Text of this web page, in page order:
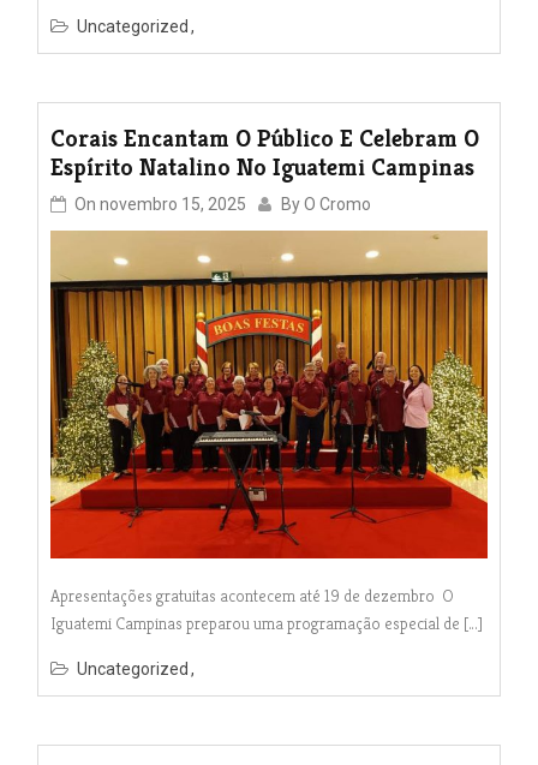
Uncategorized
Corais Encantam O Público E Celebram O
Espírito Natalino No Iguatemi Campinas
On novembro 15, 2025 ByO Cromo
Apresentações gratuitas acontecem até 19 de dezembro O
Iguatemi Campinas preparou uma programação especial de […]
Uncategorized